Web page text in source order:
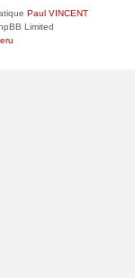
Paul VINCENT
Limited